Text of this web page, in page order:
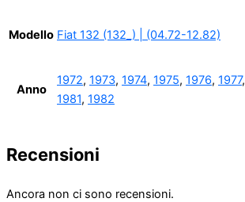
Modello Fiat 132 (132_) | (04.72-12.82)
Anno
1972, 1973, 1974, 1975, 1976, 1977,
1981, 1982
Recensioni
Ancora non ci sono recensioni.